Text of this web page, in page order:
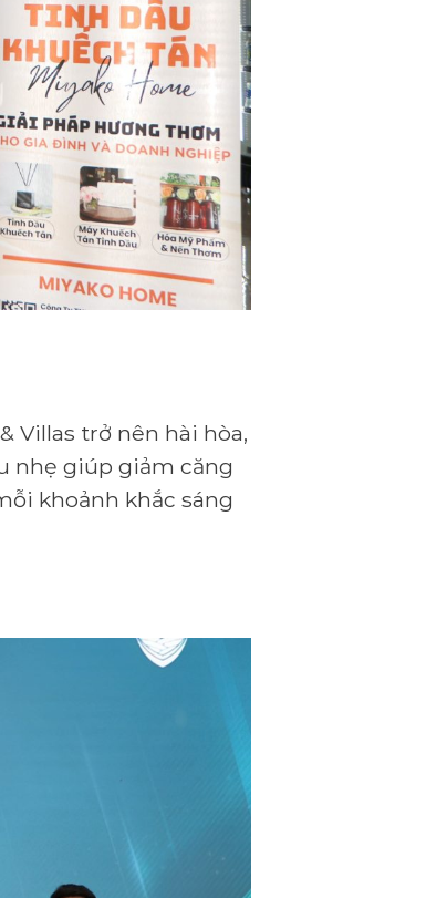
Villas trở nên hài hòa,
nhẹ giúp giảm căng
khoảnh khắc sáng